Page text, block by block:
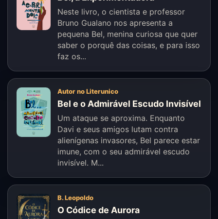
Neste livro, o cientista e professor
Bruno Gualano nos apresenta a
pequena Bel, menina curiosa que quer
saber o porquê das coisas, e para isso
faz os...
Autor no Literunico
Bel e o Admirável Escudo Invisível
Um ataque se aproxima. Enquanto
Davi e seus amigos lutam contra
alienígenas invasores, Bel parece estar
imune, com o seu admirável escudo
invisível. M...
B. Leopoldo
O Códice de Aurora